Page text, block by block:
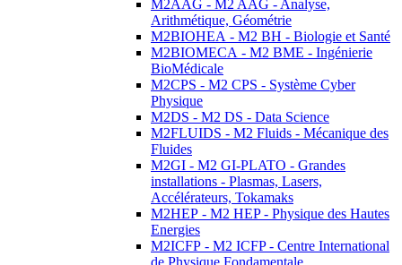
M2AAG - M2 AAG - Analyse,
Arithmétique, Géométrie
M2BIOHEA - M2 BH - Biologie et Santé
M2BIOMECA - M2 BME - Ingénierie
BioMédicale
M2CPS - M2 CPS - Système Cyber
Physique
M2DS - M2 DS - Data Science
M2FLUIDS - M2 Fluids - Mécanique des
Fluides
M2GI - M2 GI-PLATO - Grandes
installations - Plasmas, Lasers,
Accélérateurs, Tokamaks
M2HEP - M2 HEP - Physique des Hautes
Energies
M2ICFP - M2 ICFP - Centre International
de Physique Fondamentale